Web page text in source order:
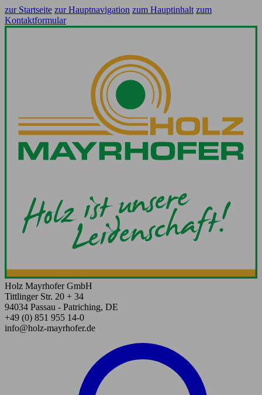
zur Startseite zur Hauptnavigation zum Hauptinhalt zum
Kontaktformular
Holz Mayrhofer GmbH
Tittlinger Str. 20 + 34
94034 Passau - Patriching, DE
+49 (0) 851 955 14-0
info@holz-mayrhofer.de